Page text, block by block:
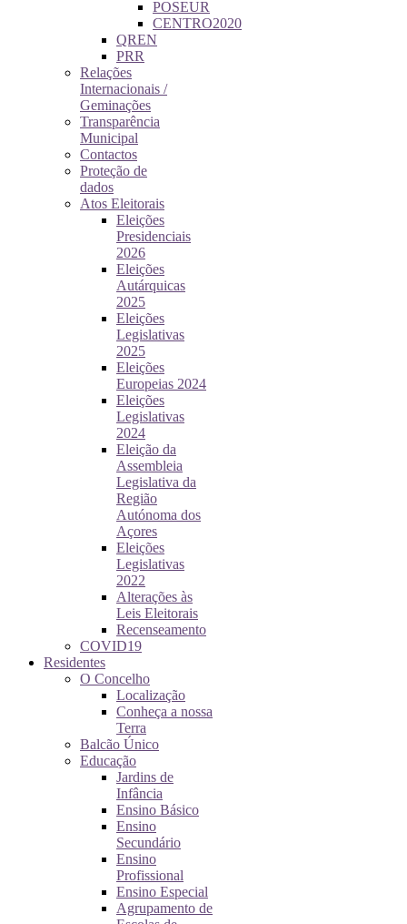
POSEUR
CENTRO2020
QREN
PRR
Relações
Internacionais /
Geminações
Transparência
Municipal
Contactos
Proteção de
dados
Atos Eleitorais
Eleições
Presidenciais
2026
Eleições
Autárquicas
2025
Eleições
Legislativas
2025
Eleições
Europeias 2024
Eleições
Legislativas
2024
Eleição da
Assembleia
Legislativa da
Região
Autónoma dos
Açores
Eleições
Legislativas
2022
Alterações às
Leis Eleitorais
Recenseamento
COVID19
Residentes
O Concelho
Localização
Conheça a nossa
Terra
Balcão Único
Educação
Jardins de
Infância
Ensino Básico
Ensino
Secundário
Ensino
Profissional
Ensino Especial
Agrupamento de